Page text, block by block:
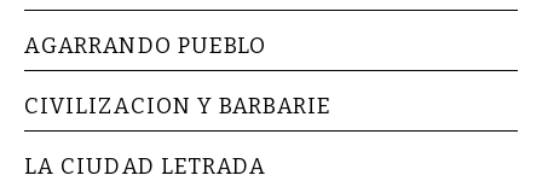
AGARRANDO PUEBLO
CIVILIZACION Y BARBARIE
LA CIUDAD LETRADA